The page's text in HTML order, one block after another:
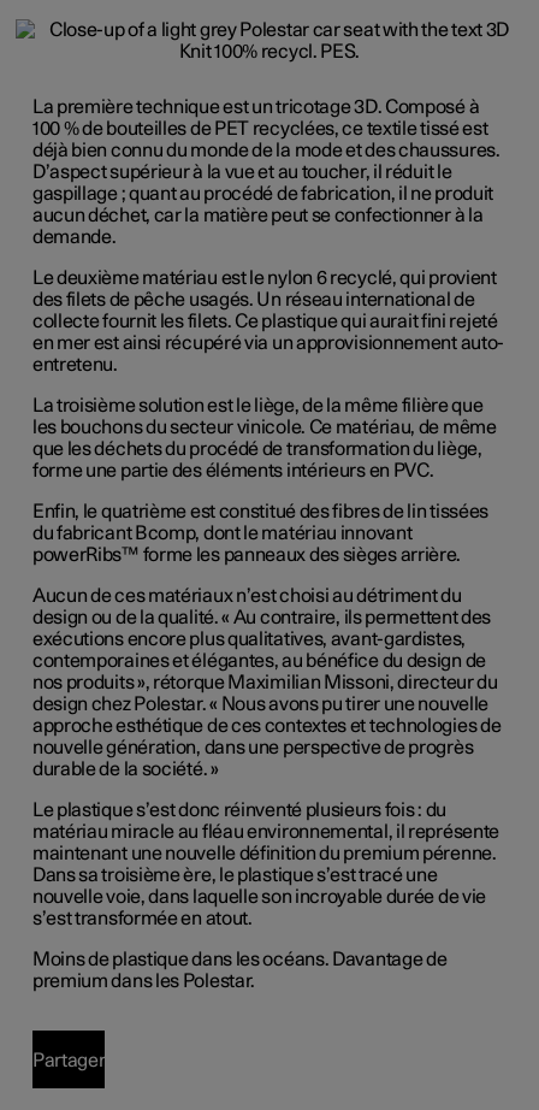
La première technique est un tricotage 3D. Composé à
100 % de bouteilles de PET recyclées, ce textile tissé est
déjà bien connu du monde de la mode et des chaussures.
D’aspect supérieur à la vue et au toucher, il réduit le
gaspillage ; quant au procédé de fabrication, il ne produit
aucun déchet, car la matière peut se confectionner à la
demande.
Le deuxième matériau est le nylon 6 recyclé, qui provient
des filets de pêche usagés. Un réseau international de
collecte fournit les filets. Ce plastique qui aurait fini rejeté
en mer est ainsi récupéré via un approvisionnement auto-
entretenu.
La troisième solution est le liège, de la même filière que
les bouchons du secteur vinicole. Ce matériau, de même
que les déchets du procédé de transformation du liège,
forme une partie des éléments intérieurs en PVC.
Enfin, le quatrième est constitué des fibres de lin tissées
du fabricant Bcomp, dont le matériau innovant
powerRibs™ forme les panneaux des sièges arrière.
Aucun de ces matériaux n’est choisi au détriment du
design ou de la qualité. « Au contraire, ils permettent des
exécutions encore plus qualitatives, avant-gardistes,
contemporaines et élégantes, au bénéfice du design de
nos produits », rétorque Maximilian Missoni, directeur du
design chez Polestar. « Nous avons pu tirer une nouvelle
approche esthétique de ces contextes et technologies de
nouvelle génération, dans une perspective de progrès
durable de la société. »
Le plastique s’est donc réinventé plusieurs fois : du
matériau miracle au fléau environnemental, il représente
maintenant une nouvelle définition du premium pérenne.
Dans sa troisième ère, le plastique s’est tracé une
nouvelle voie, dans laquelle son incroyable durée de vie
s’est transformée en atout.
Moins de plastique dans les océans. Davantage de
premium dans les Polestar.
Partager